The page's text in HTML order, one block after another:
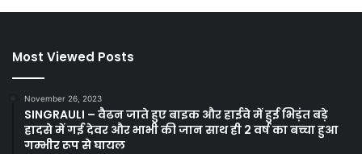
Most Viewed Posts
November 26, 2023
SINGRAULI – वैढन जाते हुए बाइक और हाईवे में हुई भिड़ंत बड़े
हादसे में गई देवर और भाभी की जान साथ ही 2 वर्ष का बच्चा हुआ
गम्भीर रूप से घायल